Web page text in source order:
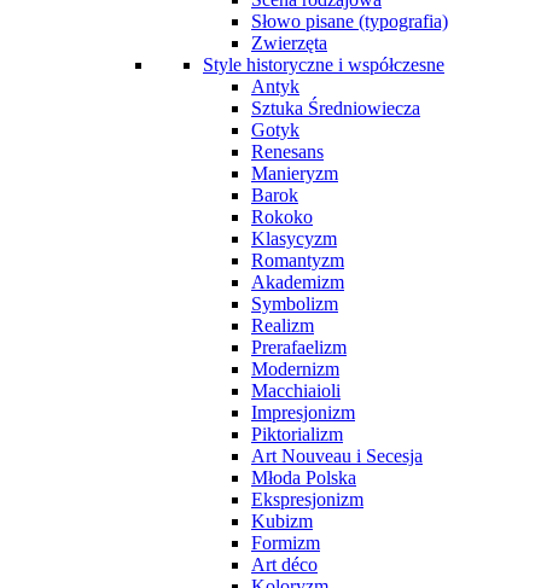
Słowo pisane (typografia)
Zwierzęta
Style historyczne i współczesne
Antyk
Sztuka Średniowiecza
Gotyk
Renesans
Manieryzm
Barok
Rokoko
Klasycyzm
Romantyzm
Akademizm
Symbolizm
Realizm
Prerafaelizm
Modernizm
Macchiaioli
Impresjonizm
Piktorializm
Art Nouveau i Secesja
Młoda Polska
Ekspresjonizm
Kubizm
Formizm
Art déco